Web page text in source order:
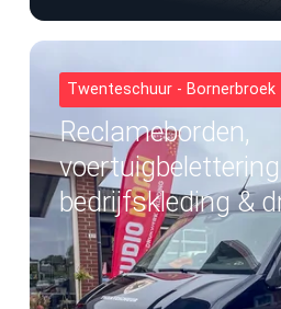
Twenteschuur - Bornerbroek
Reclameborden,
bedrijfskleding &